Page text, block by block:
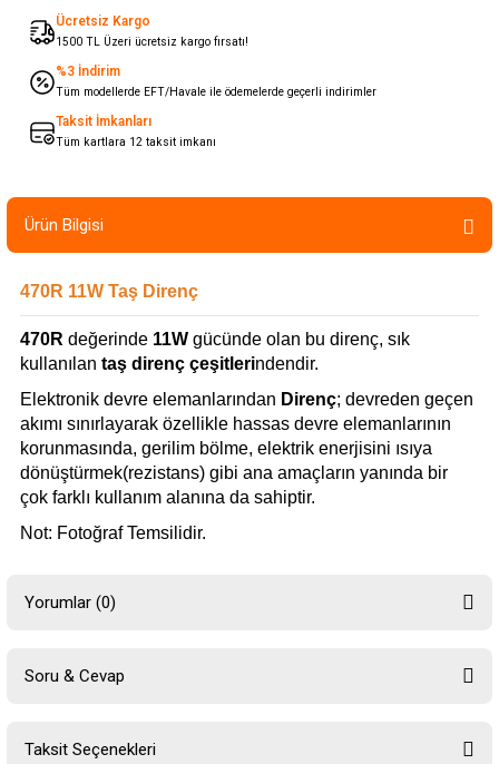
Ücretsiz Kargo
1500 TL Üzeri ücretsiz kargo fırsatı!
%3 İndirim
Tüm modellerde EFT/Havale ile ödemelerde geçerli indirimler
Taksit İmkanları
Tüm kartlara 12 taksit imkanı
Ürün Bilgisi
470R 11W Taş Direnç
470R değerinde 11W gücünde olan bu direnç, sık
kullanılan taş direnç çeşitlerindendir.
Elektronik devre elemanlarından Direnç; devreden geçen
akımı sınırlayarak özellikle hassas devre elemanlarının
korunmasında, gerilim bölme, elektrik enerjisini ısıya
dönüştürmek(rezistans) gibi ana amaçların yanında bir
çok farklı kullanım alanına da sahiptir.
Not: Fotoğraf Temsilidir.
Yorumlar (0)
Soru & Cevap
Taksit Seçenekleri